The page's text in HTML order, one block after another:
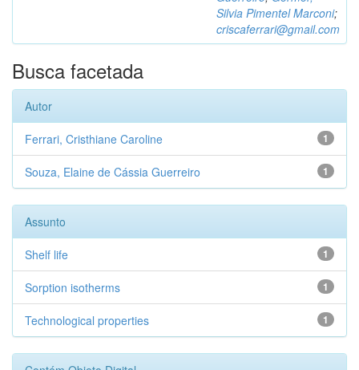
Silvia Pimentel Marconi;
criscaferrari@gmail.com
Busca facetada
Autor
1
Ferrari, Cristhiane Caroline
1
Souza, Elaine de Cássia Guerreiro
Assunto
1
Shelf life
1
Sorption isotherms
1
Technological properties